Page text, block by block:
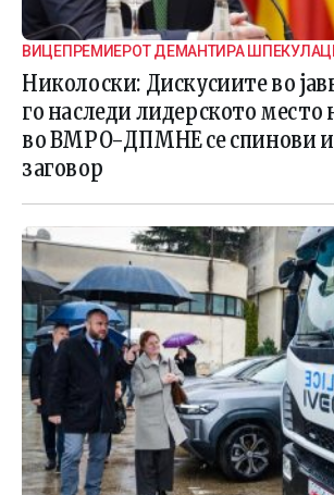
ВИЦЕПРЕМИЕРОТ ДЕМАНТИРА
ВНАТРЕПАРТИСКИ ПОДЕЛБИ
Николоски: Дискусиите во
го наследи лидерското
во ВМРО-ДПМНЕ се спинови и
заговор